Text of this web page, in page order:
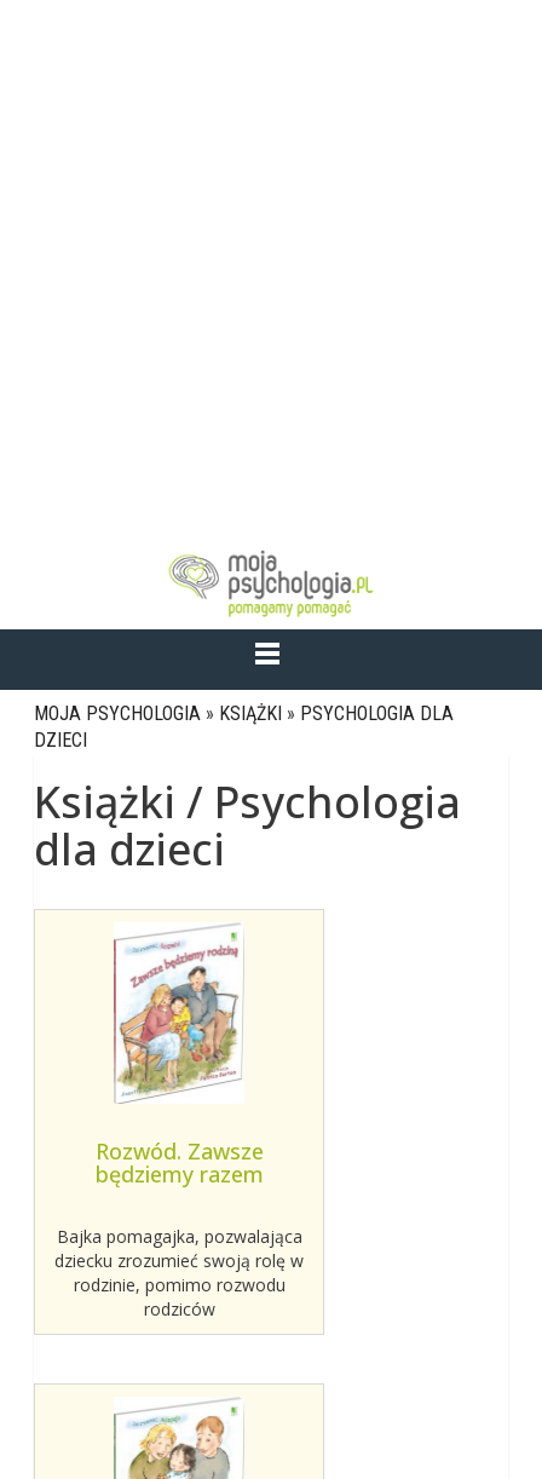
MOJA PSYCHOLOGIA » KSIĄŻKI » PSYCHOLOGIA DLA
DZIECI
Książki / Psychologia
dla dzieci
Rozwód. Zawsze
będziemy razem
Bajka pomagajka, pozwalająca
dziecku zrozumieć swoją rolę w
rodzinie, pomimo rozwodu
rodziców